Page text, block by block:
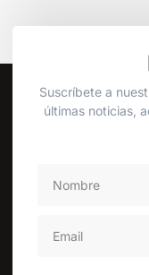
Suscríbete a
últimas noticias,